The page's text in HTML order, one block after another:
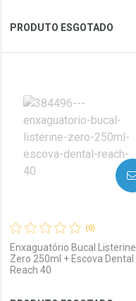
Ver Desconto Convênio
PRODUTO ESGOTADO
Laboratório
Por Menos
(0)
Enxaguatório Bucal Listerine
Zero 250ml + Escova Dental
Reach 40
AVISE-ME